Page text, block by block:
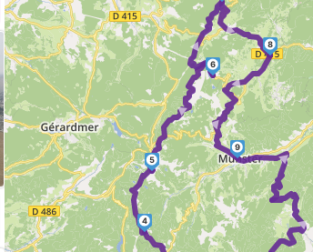
►
►
►
►
►
► ►
4
5
6
8
9